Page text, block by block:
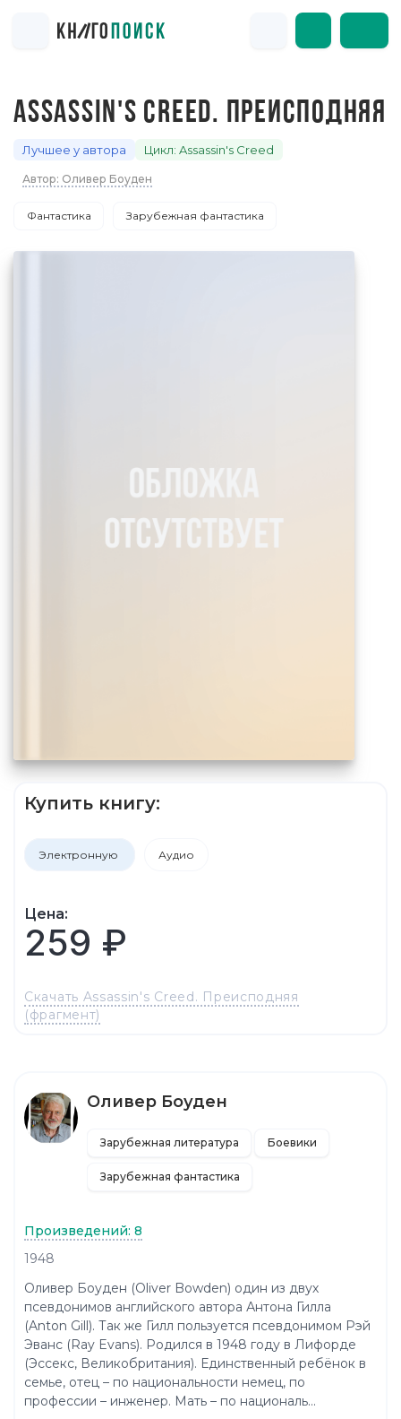
ASSASSIN'S CREED. ПРЕИСПОДНЯЯ
Лучшее у автора Цикл: Assassin's Creed
Автор: Оливер Боуден
Фантастика Зарубежная фантастика
Купить книгу:
Электронную Аудио
Цена:
259 ₽
Скачать Assassin's Creed. Преисподняя
(фрагмент)
Оливер Боуден
Зарубежная литература Боевики
Зарубежная фантастика
Произведений: 8
1948
Оливер Боуден (Oliver Bowden) один из двух
псевдонимов английского автора Антона Гилла
(Anton Gill). Так же Гилл пользуется псевдонимом Рэй
Эванс (Ray Evans). Родился в 1948 году в Лифорде
(Эссекс, Великобритания). Единственный ребёнок в
семье, отец – по национальности немец, по
профессии – инженер. Мать – по националь...